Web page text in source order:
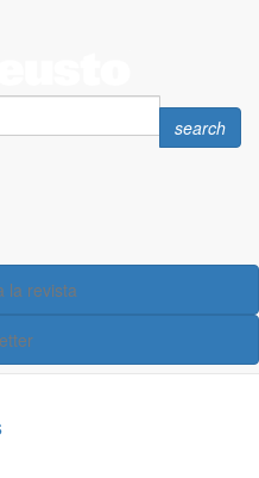
Search
search
la revista